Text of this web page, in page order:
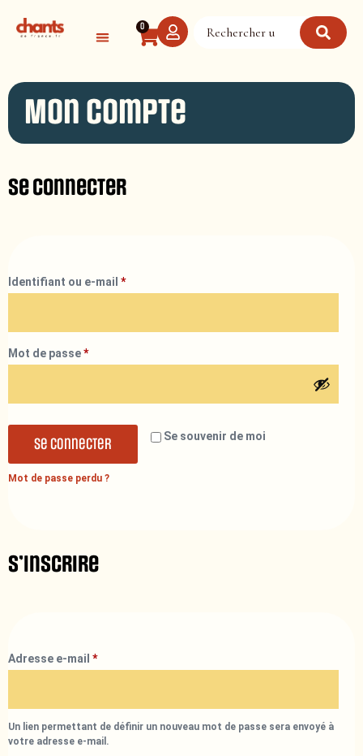
0
Mon compte
Se connecter
Identifiant ou e-mail *
Mot de passe*
Se souvenir de moi
Se connecter
Mot de passe perdu ?
S’inscrire
Adresse e-mail *
Un lien permettant de définir un nouveau mot de passe sera envoyé à
votre adresse e-mail.